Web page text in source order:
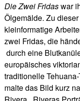
Die Zwei Fridaswar
Ölgemälde. Zu
kleinformatige
zwei Fridas, die
durch eine
europäisches
traditionelle
malte das Bild kurz